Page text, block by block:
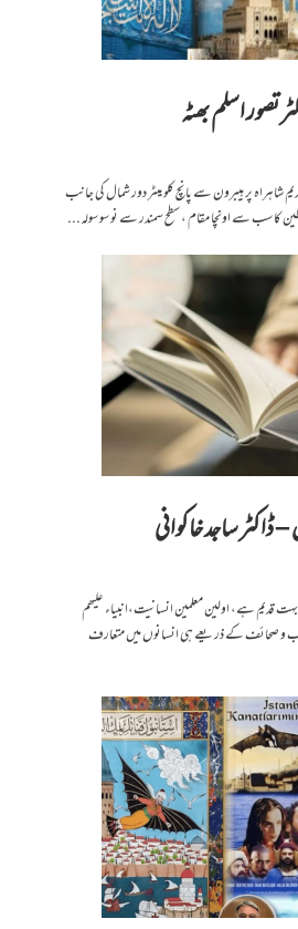
تصور اسلم بھٹہ
شاہراہ پر ہیبرون سے پانچ کلو میٹر دور شمال کی جانب
کا سب سے اونچا مقام ، سطح سمندر سے نو سو سولہ...
ڈاکٹر ساجد خاکوانی
قدیم ہے، اولین معلمین انسانیت،انبیاء علیھم
و صحائف کے ذریعے ہی انسانوں میں متعارف